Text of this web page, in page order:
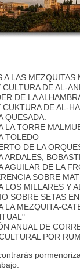
A LAS MEZQUITAS
CULTURA DE AL-
DE LA
CUKTURA DE AL-
QUESADA.
LA TORRE
TOLEDO
DE LA
ARDALES,
AGUILAR DE LA
SOBRE
LOS MILLARES Y
SOBRE SETAS
LA MEZQUITA-
ANUAL DE
POR